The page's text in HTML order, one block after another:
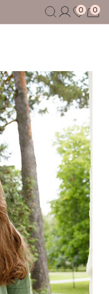
0 0